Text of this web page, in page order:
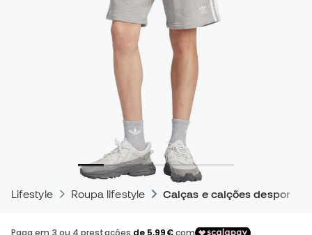
Lifestyle Roupa lifestyle Calças e calções